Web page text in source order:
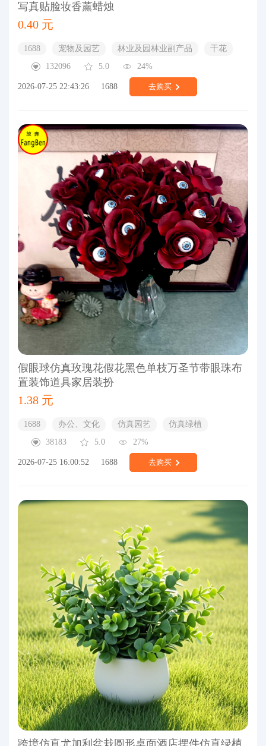
写真贴脸妆香薰蜡烛
0.40 元
1688 宠物及园艺 林业及园林业副产品
干花
132096
5.0 24%
2026-07-25 22:43:26 1688 去购买
假眼球仿真玫瑰花假花黑色单枝万圣节带眼珠布
置装饰道具家居装扮
1.38 元
1688 办公、文化 仿真园艺
仿真绿植
38183
5.0 27%
2026-07-25 16:00:52 1688 去购买